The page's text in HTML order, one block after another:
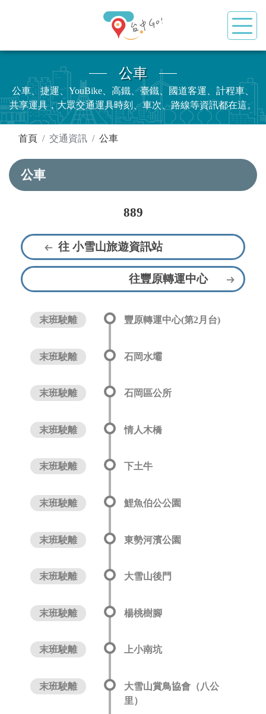
公車
公車、捷運、YouBike、高鐵、臺鐵、國道客運、計程車、
共享運具，大眾交通運具時刻、車次、路線等資訊都在這。
首頁 交通資訊 公車
公車
889
往 小雪山旅遊資訊站
往豐原轉運中心
末班駛離 豐原轉運中心(第2月台)
末班駛離 石岡水壩
末班駛離 石岡區公所
末班駛離 情人木橋
末班駛離 下土牛
末班駛離 鯉魚伯公公園
末班駛離 東勢河濱公園
末班駛離 大雪山後門
末班駛離 楊桃樹腳
末班駛離 上小南坑
末班駛離
大雪山賞鳥協會（八公
里）